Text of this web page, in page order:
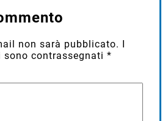
non sarà pubblicato. I
sono contrassegnati*